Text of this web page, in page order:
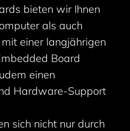
bieten wir Ihnen
als auch
einer langjährigen
Board
einen
Hardware-Support
sich nicht nur durch